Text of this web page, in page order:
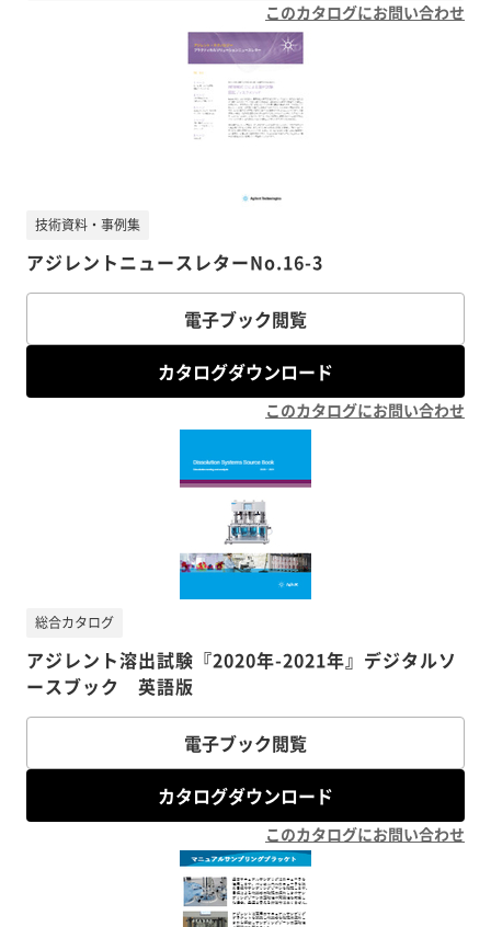
このカタログにお問い合わせ
アジレントニュースレターNo.16-3
技術資料・事例集
電子ブック閲覧
カタログダウンロード
このカタログにお問い合わせ
アジレント溶出試験『2020年-2021年』デジタルソ
ースブック 英語版
総合カタログ
電子ブック閲覧
カタログダウンロード
このカタログにお問い合わせ